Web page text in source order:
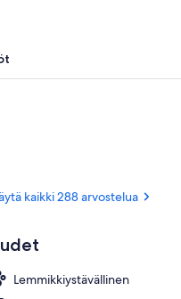
sviitti | Näkymä huoneesta
kaikki 288 arvostelua
Lemmikkiystävällinen